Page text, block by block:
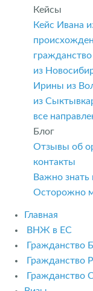
Кейсы
Кейс Ивана
из
Ирины из
из
все
Блог
Отзывы об
контакты
Важно
Осторожно
Главная
ВНЖ в ЕС
Гражданство
Гражданство
Гражданство